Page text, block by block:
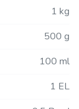
1 kg
500 g
100 ml
1 EL